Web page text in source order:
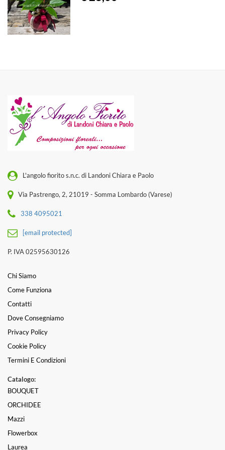
L'angolo fiorito s.n.c. di Landoni Chiara e Paolo
Via Pastrengo, 2, 21019 - Somma Lombardo (Varese)
338 4095021
[email protected]
P. IVA 02595630126
Chi Siamo
Come Funziona
Contatti
Dove Consegniamo
Privacy Policy
Cookie Policy
Termini E Condizioni
Catalogo:
BOUQUET
ORCHIDEE
Mazzi
Flowerbox
Laurea